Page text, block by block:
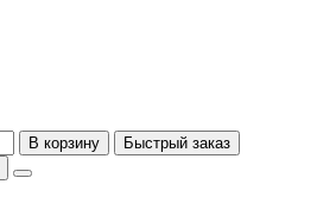
В корзину
Быстрый заказ